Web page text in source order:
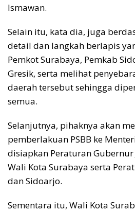
Ismawan.
Selain itu, kata dia, juga
detail dan langkah berlapis
Pemkot Surabaya, Pemkab
Gresik, serta melihat
daerah tersebut sehingga
semua.
Selanjutnya, pihaknya akan
pemberlakuan PSBB ke
disiapkan Peraturan
Wali Kota Surabaya serta
dan Sidoarjo.
Sementara itu, Wali Kota